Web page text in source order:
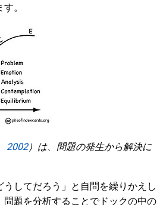
。
2002）は、問題の発生から解決に
うしてだろう」と自問を繰りかえし
問題を分析することでドックの中の